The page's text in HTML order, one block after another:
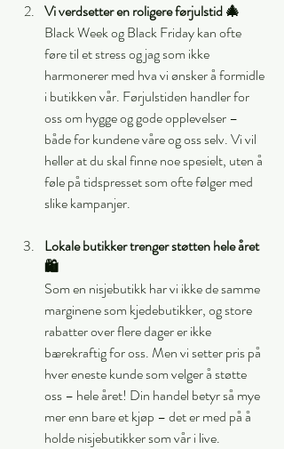
Vi verdsetter en roligere førjulstid 🎄
Black Week og Black Friday kan ofte
føre til et stress og jag som ikke
harmonerer med hva vi ønsker å formidle
i butikken vår. Førjulstiden handler for
oss om hygge og gode opplevelser –
både for kundene våre og oss selv. Vi vil
heller at du skal finne noe spesielt, uten å
føle på tidspresset som ofte følger med
slike kampanjer.
Lokale butikker trenger støtten hele året
🛍️
Som en nisjebutikk har vi ikke de samme
marginene som kjedebutikker, og store
rabatter over flere dager er ikke
bærekraftig for oss. Men vi setter pris på
hver eneste kunde som velger å støtte
oss – hele året! Din handel betyr så mye
mer enn bare et kjøp – det er med på å
holde nisjebutikker som vår i live.